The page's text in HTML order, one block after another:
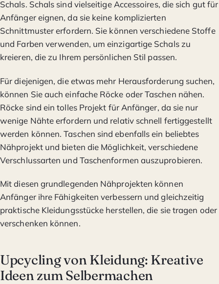
Schals. Schals sind vielseitige Accessoires, die sich gut für
Anfänger eignen, da sie keine komplizierten
Schnittmuster erfordern. Sie können verschiedene Stoffe
und Farben verwenden, um einzigartige Schals zu
kreieren, die zu Ihrem persönlichen Stil passen.
Für diejenigen, die etwas mehr Herausforderung suchen,
können Sie auch einfache Röcke oder Taschen nähen.
Röcke sind ein tolles Projekt für Anfänger, da sie nur
wenige Nähte erfordern und relativ schnell fertiggestellt
werden können. Taschen sind ebenfalls ein beliebtes
Nähprojekt und bieten die Möglichkeit, verschiedene
Verschlussarten und Taschenformen auszuprobieren.
Mit diesen grundlegenden Nähprojekten können
Anfänger ihre Fähigkeiten verbessern und gleichzeitig
praktische Kleidungsstücke herstellen, die sie tragen oder
verschenken können.
Upcycling von Kleidung: Kreative
Ideen zum Selbermachen